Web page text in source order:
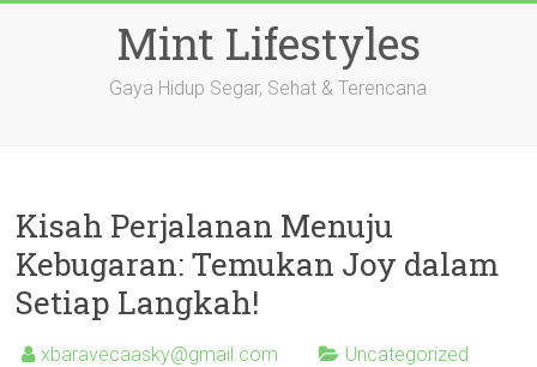
Mint Lifestyles
Gaya Hidup Segar, Sehat & Terencana
Kisah Perjalanan Menuju
Kebugaran: Temukan Joy dalam
Setiap Langkah!
xbaravecaasky@gmail.com Uncategorized